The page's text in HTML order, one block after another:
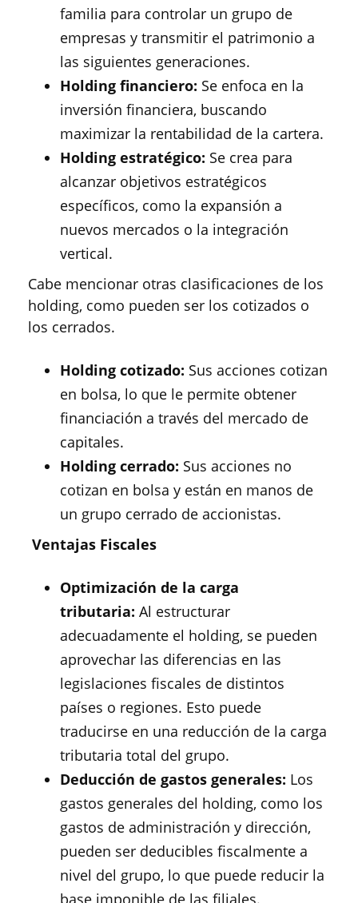
familia para controlar un grupo de
empresas y transmitir el patrimonio a
las siguientes generaciones.
Holding financiero: Se enfoca en la
inversión financiera, buscando
maximizar la rentabilidad de la cartera.
Holding estratégico: Se crea para
alcanzar objetivos estratégicos
específicos, como la expansión a
nuevos mercados o la integración
vertical.
Cabe mencionar otras clasificaciones de los
holding, como pueden ser los cotizados o
los cerrados.
Holding cotizado: Sus acciones cotizan
en bolsa, lo que le permite obtener
financiación a través del mercado de
capitales.
Holding cerrado: Sus acciones no
cotizan en bolsa y están en manos de
un grupo cerrado de accionistas.
Ventajas Fiscales
Optimización de la carga
tributaria: Al estructurar
adecuadamente el holding, se pueden
aprovechar las diferencias en las
legislaciones fiscales de distintos
países o regiones. Esto puede
traducirse en una reducción de la carga
tributaria total del grupo.
Deducción de gastos generales: Los
gastos generales del holding, como los
gastos de administración y dirección,
pueden ser deducibles fiscalmente a
nivel del grupo, lo que puede reducir la
base imponible de las filiales.